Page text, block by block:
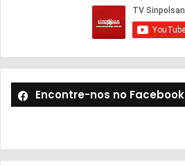
Encontre-nos no Facebook